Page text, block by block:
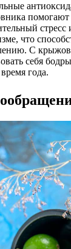
помогают
стресс
что
С
себя
года.